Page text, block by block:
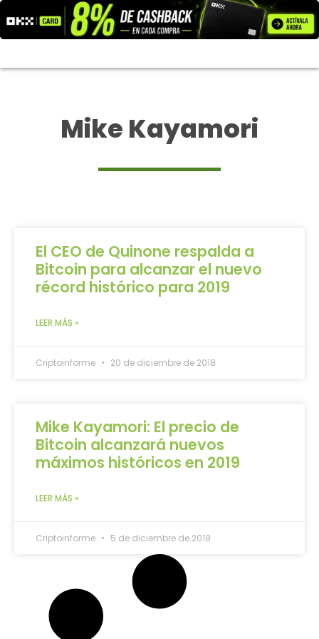
al
contenido
Mike Kayamori
El CEO de Quinone respalda a
Bitcoin para alcanzar el nuevo
récord histórico para 2019
LEER MÁS »
Criptoinforme 20 de diciembre de 2018
Mike Kayamori: El precio de
Bitcoin alcanzará nuevos
máximos históricos en 2019
LEER MÁS »
Criptoinforme 5 de diciembre de 2018